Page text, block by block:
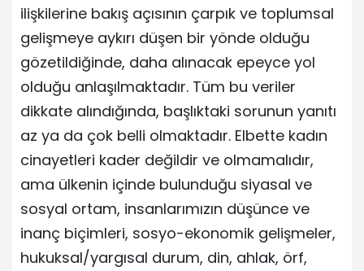
ilişkilerine bakış açısının çarpık ve toplumsal
gelişmeye aykırı düşen bir yönde olduğu
gözetildiğinde, daha alınacak epeyce yol
olduğu anlaşılmaktadır. Tüm bu veriler
dikkate alındığında, başlıktaki sorunun yanıtı
az ya da çok belli olmaktadır. Elbette kadın
cinayetleri kader değildir ve olmamalıdır,
ama ülkenin içinde bulunduğu siyasal ve
sosyal ortam, insanlarımızın düşünce ve
inanç biçimleri, sosyo-ekonomik gelişmeler,
hukuksal/yargısal durum, din, ahlak, örf,